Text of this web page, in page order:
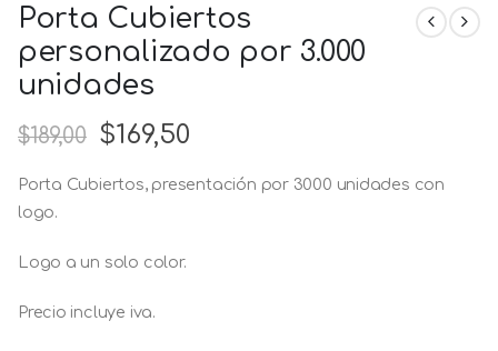
Porta Cubiertos
personalizado por 3.000
unidades
$189,00 $169,50
Porta Cubiertos, presentación por 3000 unidades con
logo.
Logo a un solo color.
Precio incluye iva.